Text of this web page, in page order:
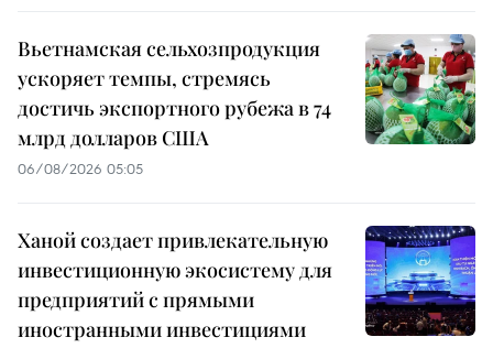
Вьетнамская сельхозпродукция
ускоряет темпы, стремясь
достичь экспортного рубежа в 74
млрд долларов США
06/08/2026 05:05
Ханой создает привлекательную
инвестиционную экосистему для
предприятий с прямыми
иностранными инвестициями